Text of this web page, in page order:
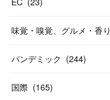
味覚・嗅覚、グルメ・香り
パンデミック (244)
国際 (165)